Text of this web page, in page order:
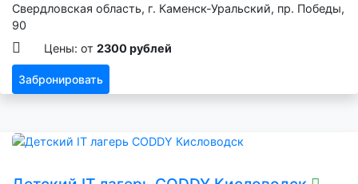
Свердловская область, г. Каменск-Уральский, пр. Победы,
90
Цены: от 2300 рублей
Забронировать